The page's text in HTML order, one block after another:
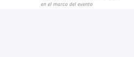
en el marco del evento